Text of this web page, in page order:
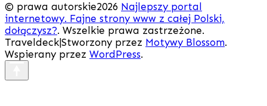
© prawa autorskie2026 Najlepszy portal
internetowy. Fajne strony www z całej Polski,
dołączysz?. Wszelkie prawa zastrzeżone.
Traveldeck|Stworzony przez Motywy Blossom.
Wspierany przez WordPress.